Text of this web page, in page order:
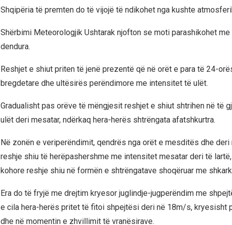
Shqipëria të premten do të vijojë të ndikohet nga kushte
Shërbimi Meteorologjik Ushtarak njofton se moti parashikohet
dendura.
Reshjet e shiut priten të jenë prezentë që në orët e para të 24-
bregdetare dhe ultësirës perëndimore me intensitet të ulët.
Gradualisht pas orëve të mëngjesit reshjet e shiut shtrihen në të
ulët deri mesatar, ndërkaq hera-herës shtrëngata afatshkurtra.
Në zonën e veriperëndimit, qendrës nga orët e mesditës dhe
reshje shiu të herëpashershme me intensitet mesatar deri të
kohore reshje shiu në formën e shtrëngatave shoqëruar me
Era do të fryjë me drejtim kryesor juglindje-jugperëndim me
e cila hera-herës pritet të fitoi shpejtësi deri në 18m/s, kryesisht
dhe në momentin e zhvillimit të vranësirave.